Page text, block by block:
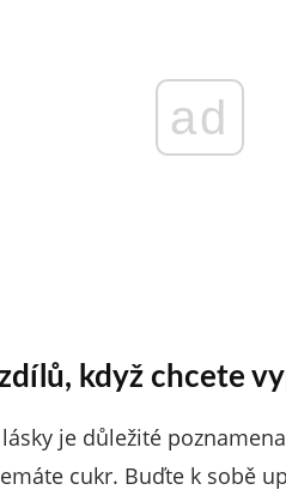
ad
když chcete
je důležité
cukr. Buďte k sobě